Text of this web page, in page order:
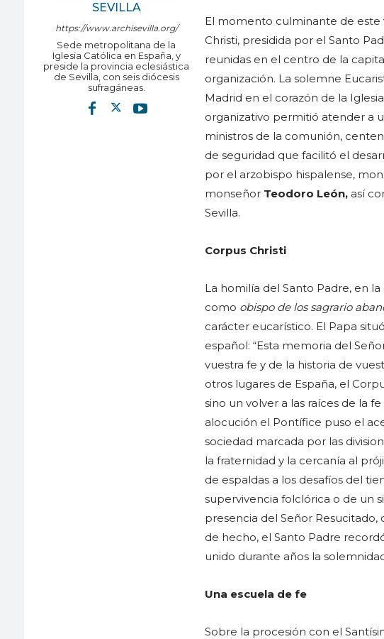
SEVILLA
https://www.archisevilla.org/
Sede metropolitana de la
Iglesia Católica en España, y
preside la provincia eclesiástica
de Sevilla, con seis diócesis
sufragáneas.
El momento culminante de este
Christi, presidida por el Santo
reunidas en el centro de la
organización. La solemne
Madrid en el corazón de la
organizativo permitió atender a
ministros de la comunión,
de seguridad que facilitó el
por el arzobispo hispalense,
monseñor Teodoro León, así
Sevilla.
Corpus Christi
La homilía del Santo Padre, en
como obispo de los sagrario
carácter eucarístico. El Papa
español: “Esta memoria del
vuestra fe y de la historia de
otros lugares de España, el
sino un volver a las raíces de la
alocución el Pontífice puso el
sociedad marcada por las
la fraternidad y la cercanía al
de espaldas a los desafíos del
supervivencia folclórica o de un
presencia del Señor Resucitado,
de hecho, el Santo Padre
unido durante años la
Una escuela de fe
Sobre la procesión con el